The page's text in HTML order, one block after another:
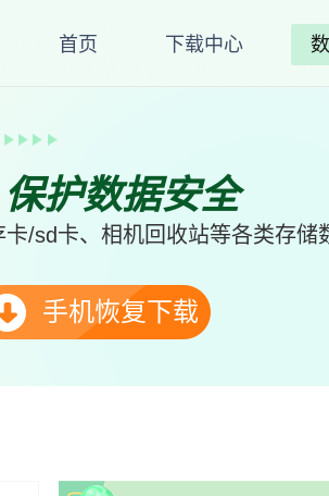
首页 下载中心
护数据安全
/sd卡、相机回收站等各类存储
手机恢复下载